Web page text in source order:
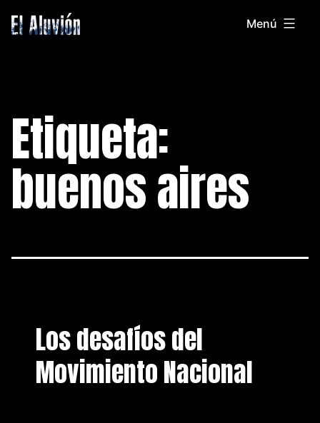
Saltar
El
Menú
Etiqueta:
buenos aires
Los desafíos del
Movimiento Nacional